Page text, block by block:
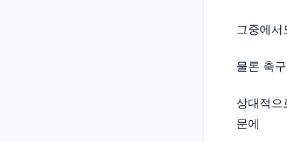
그중에서
물론 축
상대적으
문에